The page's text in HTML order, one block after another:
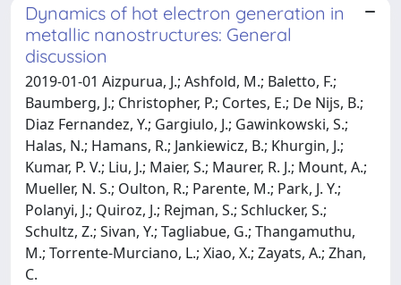
Dynamics of hot electron generation in
metallic nanostructures: General
discussion
2019-01-01 Aizpurua, J.; Ashfold, M.; Baletto, F.;
Baumberg, J.; Christopher, P.; Cortes, E.; De Nijs, B.;
Diaz Fernandez, Y.; Gargiulo, J.; Gawinkowski, S.;
Halas, N.; Hamans, R.; Jankiewicz, B.; Khurgin, J.;
Kumar, P. V.; Liu, J.; Maier, S.; Maurer, R. J.; Mount, A.;
Mueller, N. S.; Oulton, R.; Parente, M.; Park, J. Y.;
Polanyi, J.; Quiroz, J.; Rejman, S.; Schlucker, S.;
Schultz, Z.; Sivan, Y.; Tagliabue, G.; Thangamuthu,
M.; Torrente-Murciano, L.; Xiao, X.; Zayats, A.; Zhan,
C.